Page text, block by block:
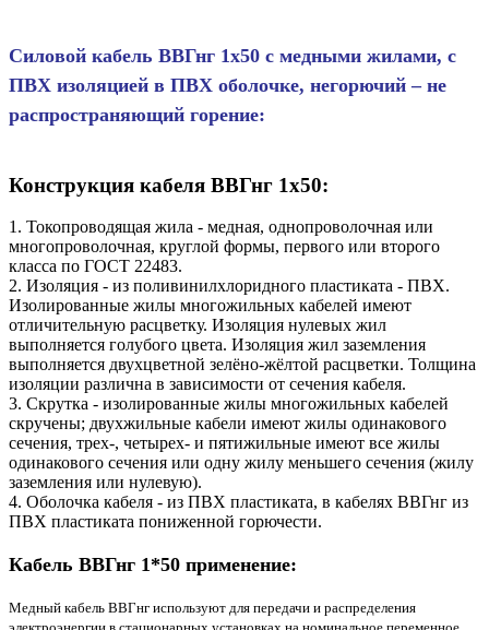
Силовой кабель ВВГнг 1х50 с медными жилами, с
ПВХ изоляцией в ПВХ оболочке, негорючий – не
распространяющий горение:
Конструкция кабеля ВВГнг 1х50:
1. Токопроводящая жила - медная, однопроволочная или
многопроволочная, круглой формы, первого или второго
класса по ГОСТ 22483.
2. Изоляция - из поливинилхлоридного пластиката - ПВХ.
Изолированные жилы многожильных кабелей имеют
отличительную расцветку. Изоляция нулевых жил
выполняется голубого цвета. Изоляция жил заземления
выполняется двухцветной зелёно-жёлтой расцветки. Толщина
изоляции различна в зависимости от сечения кабеля.
3. Скрутка - изолированные жилы многожильных кабелей
скручены; двухжильные кабели имеют жилы одинакового
сечения, трех-, четырех- и пятижильные имеют все жилы
одинакового сечения или одну жилу меньшего сечения (жилу
заземления или нулевую).
4. Оболочка кабеля - из ПВХ пластиката, в кабелях ВВГнг из
ПВХ пластиката пониженной горючести.
Кабель ВВГнг 1*50 применение:
Медный кабель ВВГнг используют для передачи и распределения